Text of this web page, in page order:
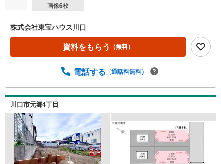
画像6枚
株式会社東宝ハウス川口
資料をもらう （無料）
電話する （通話料無料）
川口市元郷4丁目